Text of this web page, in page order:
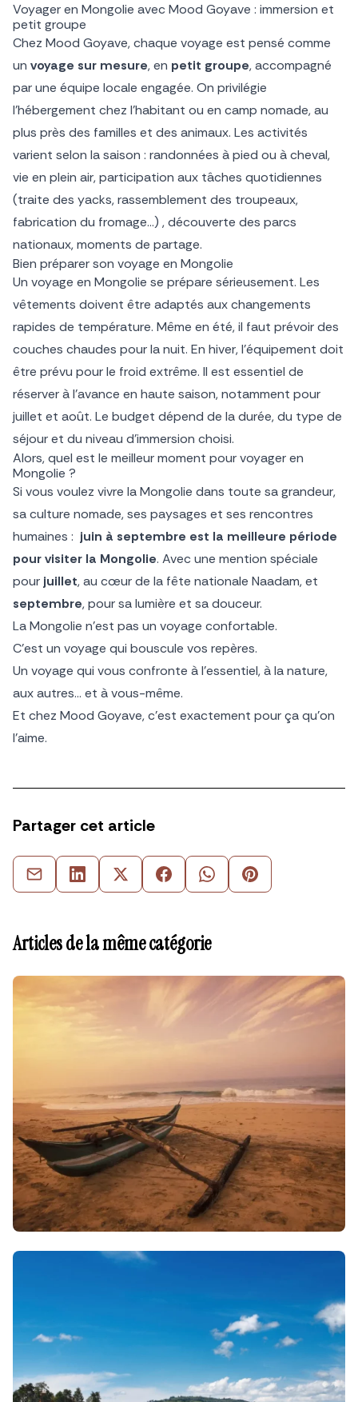
Voyager en Mongolie avec Mood Goyave : immersion et
petit groupe
Chez Mood Goyave, chaque voyage est pensé comme
un voyage sur mesure, en petit groupe, accompagné
par une équipe locale engagée. On privilégie
l’hébergement chez l’habitant ou en camp nomade, au
plus près des familles et des animaux. Les activités
varient selon la saison : randonnées à pied ou à cheval,
vie en plein air, participation aux tâches quotidiennes
(traite des yacks, rassemblement des troupeaux,
fabrication du fromage…) , découverte des parcs
nationaux, moments de partage.
Bien préparer son voyage en Mongolie
Un voyage en Mongolie se prépare sérieusement. Les
vêtements doivent être adaptés aux changements
rapides de température. Même en été, il faut prévoir des
couches chaudes pour la nuit. En hiver, l’équipement doit
être prévu pour le froid extrême. Il est essentiel de
réserver à l’avance en haute saison, notamment pour
juillet et août. Le budget dépend de la durée, du type de
séjour et du niveau d’immersion choisi.
Alors, quel est le meilleur moment pour voyager en
Mongolie ?
Si vous voulez vivre la Mongolie dans toute sa grandeur,
sa culture nomade, ses paysages et ses rencontres
humaines : juin à septembre est la meilleure période
pour visiter la Mongolie. Avec une mention spéciale
pour juillet, au cœur de la fête nationale Naadam, et
septembre, pour sa lumière et sa douceur.
La Mongolie n’est pas un voyage confortable.
C’est un voyage qui bouscule vos repères.
Un voyage qui vous confronte à l’essentiel, à la nature,
aux autres… et à vous-même.
Et chez Mood Goyave, c’est exactement pour ça qu’on
l’aime.
Partager cet article
Articles de la même catégorie